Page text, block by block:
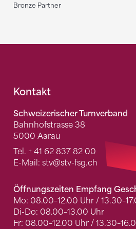
Bronze Partner
Fusszeile
Kontakt
Schweizerischer Turnverband
Bahnhofstrasse 38
5000 Aarau
Tel. + 41 62 837 82 00
E-Mail: stv@stv-fsg.ch
Öffnungszeiten Empfang
Mo: 08.00–12.00 Uhr /
Di-Do: 08.00–13.00 Uhr
Fr: 08.00–12.00 Uhr /